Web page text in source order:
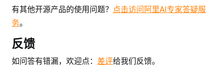
有其他开源产品的使用问题？ 点击访问阿里AI专家答疑服
务。
反馈
如问答有错漏，欢迎点： 差评给我们反馈。